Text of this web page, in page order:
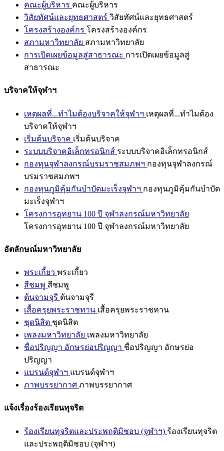
คณะผู้บริหาร คณะผู้บริหาร
วิสัยทัศน์และยุทธศาสตร์ วิสัยทัศน์และยุทธศาสตร์
โครงสร้างองค์กร โครงสร้างองค์กร
สภามหาวิทยาลัย สภามหาวิทยาลัย
การเปิดเผยข้อมูลสู่สาธารณะ การเปิดเผยข้อมูลสู่
สาธารณะ
บริจาคให้จุฬาฯ
เหตุผลที่...ทำไมต้องบริจาคให้จุฬาฯ เหตุผลที่...ทำไมต้อง
บริจาคให้จุฬาฯ
เริ่มต้นบริจาค เริ่มต้นบริจาค
ระบบบริจาคอิเล็กทรอนิกส์ ระบบบริจาคอิเล็กทรอนิกส์
กองทุนจุฬาลงกรณ์บรมราชสมภพฯ กองทุนจุฬาลงกรณ์
บรมราชสมภพฯ
กองทุนภูมิคุ้มกันบำบัดมะเร็งจุฬาฯ กองทุนภูมิคุ้มกันบำบัด
มะเร็งจุฬาฯ
โครงการอุทยาน 100 ปี จุฬาลงกรณ์มหาวิทยาลัย
โครงการอุทยาน 100 ปี จุฬาลงกรณ์มหาวิทยาลัย
อัตลักษณ์มหาวิทยาลัย
พระเกี้ยว พระเกี้ยว
สีชมพู สีชมพู
ต้นจามจุรี ต้นจามจุรี
เสื้อครุยพระราชทาน เสื้อครุยพระราชทาน
ชุดนิสิต ชุดนิสิต
เพลงมหาวิทยาลัย เพลงมหาวิทยาลัย
ชื่อปริญญา อักษรย่อปริญญา ชื่อปริญญา อักษรย่อ
ปริญญา
แบรนด์จุฬาฯ แบรนด์จุฬาฯ
ภาพบรรยากาศ ภาพบรรยากาศ
แจ้งเรื่องร้องเรียนทุจริต
ร้องเรียนทุจริตและประพฤติมิชอบ (จุฬาฯ) ร้องเรียนทุจริต
และประพฤติมิชอบ (จุฬาฯ)